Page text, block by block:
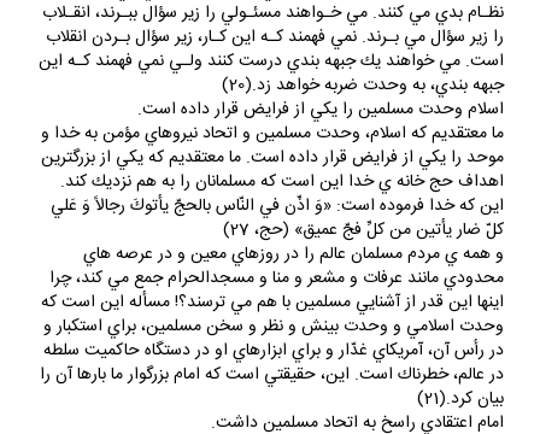
نظـام بدي مي كنند. مي خـواهند مسئـولي را زير سؤال ببـرند، انقـلاب
را زير سؤال مي بـرند. نمي فهمند كـه اين كـار، زير سؤال بـردن انقلاب
است. مي خواهند يك جبهه بندي درست كنند ولـي نمي فهمند كـه اين
جبهه بندي، به وحدت ضربه خواهد زد.(20)
اسلام وحدت مسلمين را يكي از فرايض قرار داده است.
ما معتقديم كه اسلام، وحدت مسلمين و اتحاد نيروهاي مؤمن به خدا و
موحد را يكي از فرايض قرار داده است. ما معتقديم كه يكي از بزرگترين
اهداف حج خانه ي خدا اين است كه مسلمانان را به هم نزديك كند.
اين كه خدا فرموده است: «وَ اذّن في النّاس بالحجّ يأتوكَ رجالاً وَ عَلي
كلّ ضار يأتين من كلِّ فجّ عميق» (حج، 27)
و همه ي مردم مسلمان عالم را در روزهاي معين و در عرصه هاي
محدودي مانند عرفات و مشعر و منا و مسجدالحرام جمع مي كند، چرا
اينها اين قدر از آشنايي مسلمين با هم مي ترسند؟! مسأله اين است كه
وحدت اسلامي و وحدت بينش و نظر و سخن مسلمين، براي استكبار و
در رأس آن، آمريكاي غدّار و براي ابزارهاي او در دستگاه حاكميت سلطه
در عالم، خطرناك است. اين، حقيقتي است كه امام بزرگوار ما بارها آن را
بيان كرد.(21)
امام اعتقادي راسخ به اتحاد مسلمين داشت.